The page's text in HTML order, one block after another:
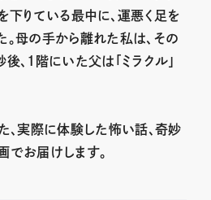
下りている最中に、運悪く足を
。母の手から離れた私は、その
、1階にいた父は「ミラクル」
、実際に体験した怖い話、奇妙
でお届けします。